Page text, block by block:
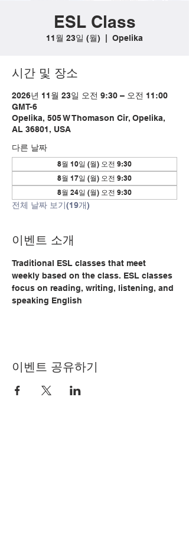
ESL Class
11월 23일 (월) Opelika
시간 및 장소
2026년 11월 23일 오전 9:30 – 오전 11:00
GMT-6
Opelika, 505 W Thomason Cir, Opelika,
AL 36801, USA
다른 날짜
8월 10일 (월) 오전 9:30
8월 17일 (월) 오전 9:30
8월 24일 (월) 오전 9:30
전체 날짜 보기(19개)
이벤트 소개
Traditional ESL classes that meet
weekly based on the class. ESL classes
focus on reading, writing, listening, and
speaking English
이벤트 공유하기